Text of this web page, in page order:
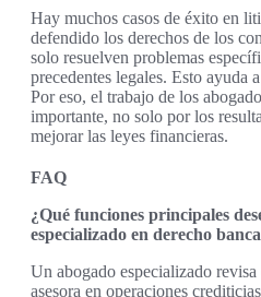
Hay muchos casos de éxito en
defendido los derechos de los
solo resuelven problemas
precedentes legales. Esto ayuda
Por eso, el trabajo de los
importante, no solo por los
mejorar las leyes financieras.
FAQ
¿Qué funciones principales
especializado en derecho
Un abogado especializado
asesora en operaciones